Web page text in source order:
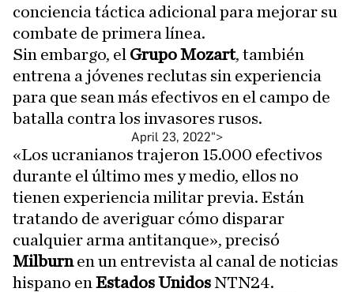
conciencia táctica adicional para mejorar su
combate de primera línea.
Sin embargo, el Grupo Mozart, también
entrena a jóvenes reclutas sin experiencia
para que sean más efectivos en el campo de
batalla contra los invasores rusos.
April 23, 2022">
«Los ucranianos trajeron 15.000 efectivos
durante el último mes y medio, ellos no
tienen experiencia militar previa. Están
tratando de averiguar cómo disparar
cualquier arma antitanque», precisó
Milburnen un entrevista al canal de noticias
hispano en Estados UnidosNTN24.